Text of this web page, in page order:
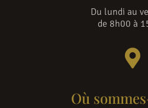
Du lundi au
de 8h00 à

Où